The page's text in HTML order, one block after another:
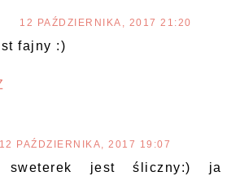
12 PAŹDZIERNIKA, 2017 21:20
fajny :)
12 PAŹDZIERNIKA, 2017 19:07
sweterek jest śliczny:) ja